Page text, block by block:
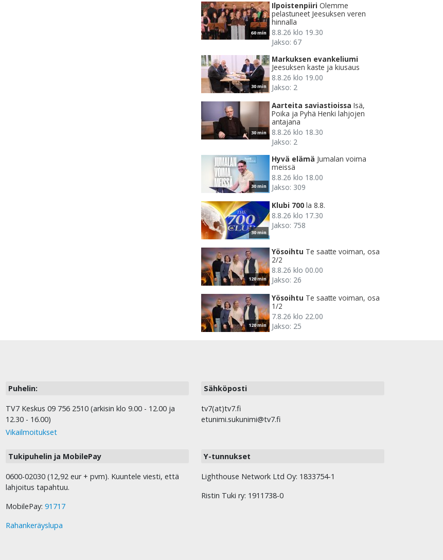
60 min
Ilpoistenpiiri Olemme
pelastuneet Jeesuksen veren
hinnalla
8.8.26 klo 19.30
Jakso: 67
30 min
Markuksen evankeliumi
Jeesuksen kaste ja kiusaus
8.8.26 klo 19.00
Jakso: 2
30 min
Aarteita saviastioissa Isä,
Poika ja Pyhä Henki lahjojen
antajana
8.8.26 klo 18.30
Jakso: 2
30 min
Hyvä elämä Jumalan voima
meissä
8.8.26 klo 18.00
Jakso: 309
30 min
Klubi 700 la 8.8.
8.8.26 klo 17.30
Jakso: 758
120 min
Yösoihtu Te saatte voiman, osa
2/2
8.8.26 klo 00.00
Jakso: 26
120 min
Yösoihtu Te saatte voiman, osa
1/2
7.8.26 klo 22.00
Jakso: 25
Puhelin:
TV7 Keskus 09 756 2510 (arkisin klo 9.00 - 12.00 ja
12.30 - 16.00)
Vikailmoitukset
Sähköposti
tv7(at)tv7.fi
etunimi.sukunimi@tv7.fi
Tukipuhelin ja MobilePay
0600-02030 (12,92 eur + pvm). Kuuntele viesti, että
lahjoitus tapahtuu.
MobilePay: 91717
Rahankeräyslupa
Y-tunnukset
Lighthouse Network Ltd Oy: 1833754-1
Ristin Tuki ry: 1911738-0